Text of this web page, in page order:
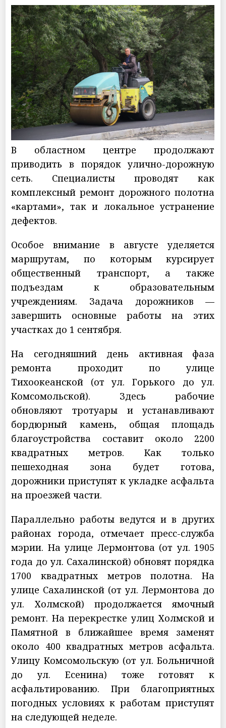
В областном центре продолжают
приводить в порядок улично-дорожную
сеть. Специалисты проводят как
комплексный ремонт дорожного полотна
«картами», так и локальное устранение
дефектов.
Особое внимание в августе уделяется
маршрутам, по которым курсирует
общественный транспорт, а также
подъездам к образовательным
учреждениям. Задача дорожников —
завершить основные работы на этих
участках до 1 сентября.
На сегодняшний день активная фаза
ремонта проходит по улице
Тихоокеанской (от ул. Горького до ул.
Комсомольской). Здесь рабочие
обновляют тротуары и устанавливают
бордюрный камень, общая площадь
благоустройства составит около 2200
квадратных метров. Как только
пешеходная зона будет готова,
дорожники приступят к укладке асфальта
на проезжей части.
Параллельно работы ведутся и в других
районах города, отмечает пресс-служба
мэрии. На улице Лермонтова (от ул. 1905
года до ул. Сахалинской) обновят порядка
1700 квадратных метров полотна. На
улице Сахалинской (от ул. Лермонтова до
ул. Холмской) продолжается ямочный
ремонт. На перекрестке улиц Холмской и
Памятной в ближайшее время заменят
около 400 квадратных метров асфальта.
Улицу Комсомольскую (от ул. Больничной
до ул. Есенина) тоже готовят к
асфальтированию. При благоприятных
погодных условиях к работам приступят
на следующей неделе.